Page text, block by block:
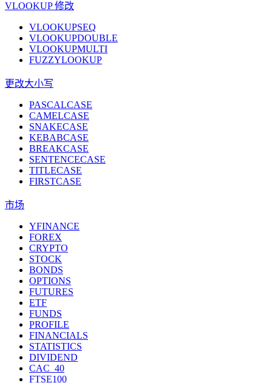
VLOOKUP 修改
VLOOKUPSEQ
VLOOKUPDOUBLE
VLOOKUPMULTI
FUZZYLOOKUP
更改大小写
PASCALCASE
CAMELCASE
SNAKECASE
KEBABCASE
BREAKCASE
SENTENCECASE
TITLECASE
FIRSTCASE
市场
YFINANCE
FOREX
CRYPTO
STOCK
BONDS
OPTIONS
FUTURES
ETF
FUNDS
PROFILE
FINANCIALS
STATISTICS
DIVIDEND
CAC_40
FTSE100